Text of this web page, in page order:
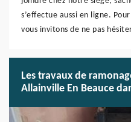
s’effectue aussi en ligne.
vous invitons de ne pas
Les travaux de
Allainville En Beauce